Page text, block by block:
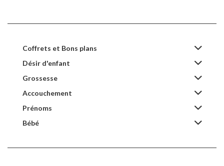
Coffrets et Bons plans
Désir d'enfant
Grossesse
Accouchement
Prénoms
Bébé